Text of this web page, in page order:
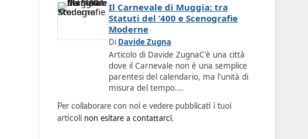
Il Carnevale di Muggia: tra
Statuti del ‘400 e Scenografie
Moderne
Di Davide Zugna
Articolo di Davide ZugnaC'è una città
dove il Carnevale non è una semplice
parentesi del calendario, ma l'unità di
misura del tempo.…
Per collaborare con noi e vedere pubblicati i tuoi
articoli non esitare a contattarci.